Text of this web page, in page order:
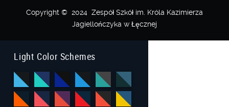
Copyright © 2024 Zespół Szkół im. Króla Kazimierza
Jagiellończyka w Łęcznej
Light Color Schemes